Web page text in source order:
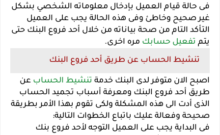
فى حالة قيام العميل بإدخال معلوماته الشخصي بشكل
غير صحيح وخاطئ وفى هذه الحالة يجب على العميل
التأكد التام من صحة بياناته من خلال أحد فروع البنك حتى
يتم تفعيل حسابك مره اخرى.
تنشيط الحساب عن طريق أحد فروع البنك
اصبح الان متوفر لدى البنك خدمة تنشيط الحساب عن
طريق أحد فروع البنك ومعرفة أسباب تجميد الحساب
الذى أدت الى هذه المشكلة ولكى تقوم بهذا الأمر بطريقة
صحيحة وفعالة عليك باتباع الخطوات التالية:
فى البداية يجب على العميل التوجه لأحد فروع بنك